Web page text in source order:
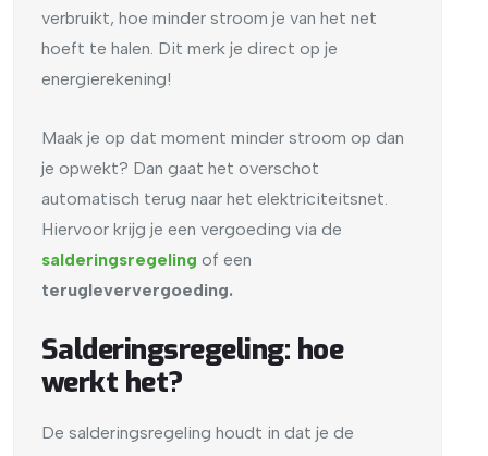
verbruikt, hoe minder stroom je van het net
hoeft te halen. Dit merk je direct op je
energierekening!
Maak je op dat moment minder stroom op dan
je opwekt? Dan gaat het overschot
automatisch terug naar het elektriciteitsnet.
Hiervoor krijg je een vergoeding via de
salderingsregeling of een
terugleververgoeding.
Salderingsregeling: hoe
werkt het?
De salderingsregeling houdt in dat je de